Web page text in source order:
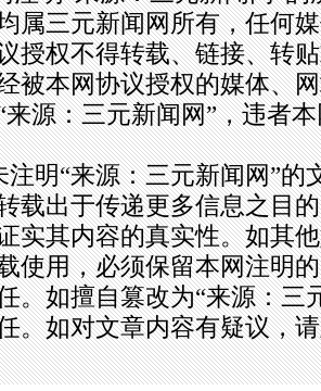
属三元新闻网所有，任何
授权不得转载、链接、转
被本网协议授权的媒体、
源：三元新闻网”，违者
明“来源：三元新闻网”的
载出于传递更多信息之目
实其内容的真实性。如其
使用，必须保留本网注明
。如擅自篡改为“来源：三
。如对文章内容有疑议，